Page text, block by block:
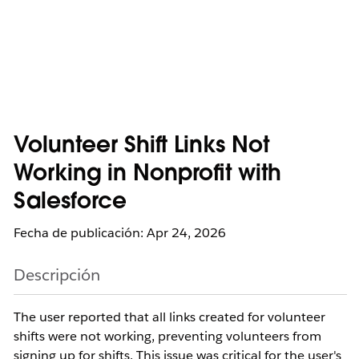
Volunteer Shift Links Not
Working in Nonprofit with
Salesforce
Fecha de publicación: Apr 24, 2026
Descripción
The user reported that all links created for volunteer
shifts were not working, preventing volunteers from
signing up for shifts. This issue was critical for the user's